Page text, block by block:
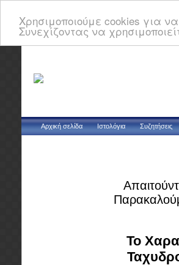
Χρησιμοποιούμε cookies για
Συνεχίζοντας να
Αρχική σελίδα Ιστολόγια Συζητήσεις
Το